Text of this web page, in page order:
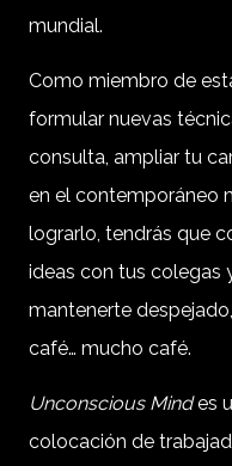
mundial.
Como miembro de
formular nuevas
consulta, ampliar tu
en el contemporáneo
lograrlo, tendrás que
ideas con tus colegas
mantenerte
café… mucho café.
Unconscious Mindes
colocación de